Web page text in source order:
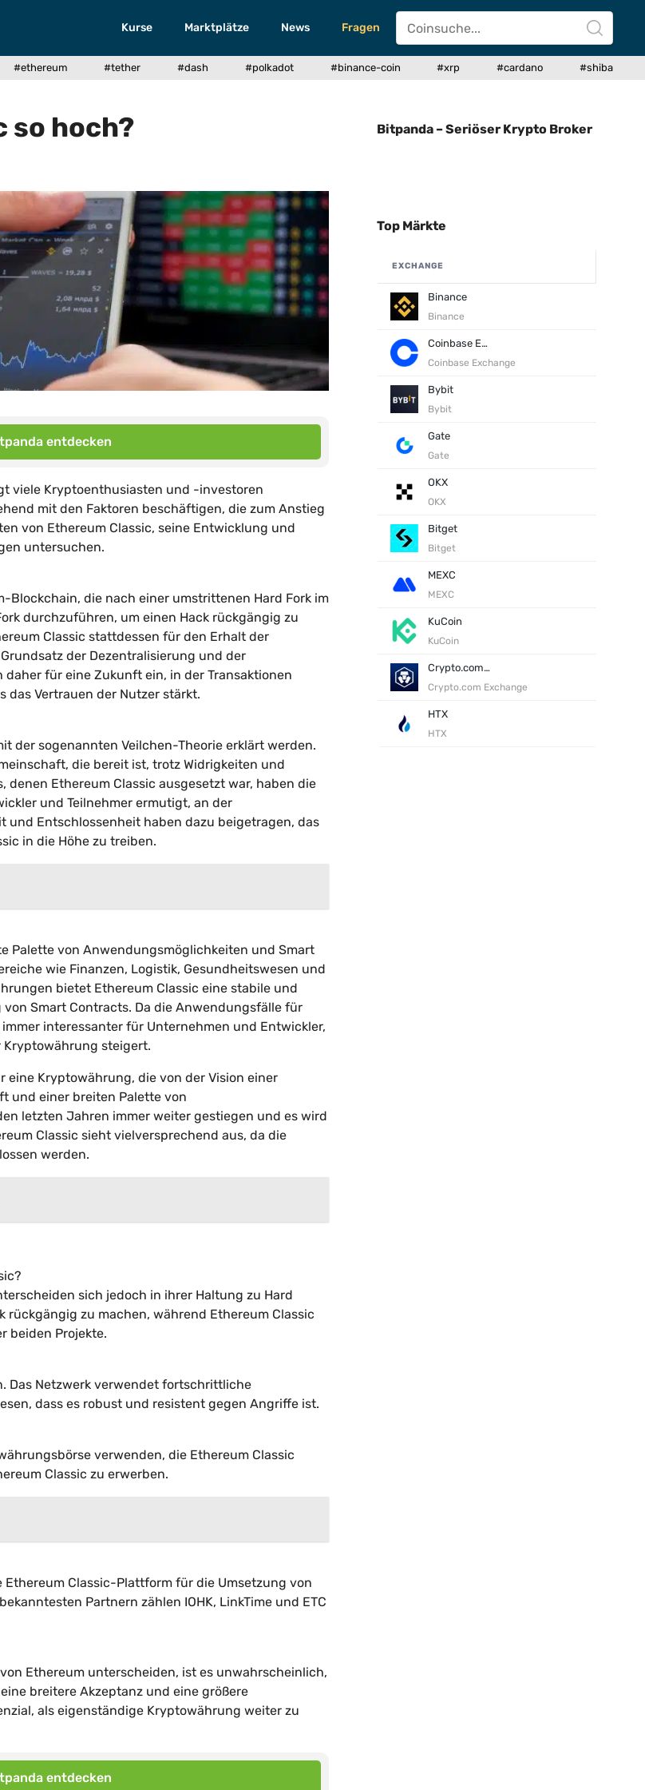
Kurse Marktplätze News Fragen
#ethereum #tether #dash #polkadot #binance-coin #xrp #cardano #shiba
so hoch?
entdecken
viele Kryptoenthusiasten und -investoren
mit den Faktoren beschäftigen, die zum Anstieg
von Ethereum Classic, seine Entwicklung und
untersuchen.
die nach einer umstrittenen Hard Fork im
durchzuführen, um einen Hack rückgängig zu
Classic stattdessen für den Erhalt der
der Dezentralisierung und der
für eine Zukunft ein, in der Transaktionen
Vertrauen der Nutzer stärkt.
der sogenannten Veilchen-Theorie erklärt werden.
die bereit ist, trotz Widrigkeiten und
Ethereum Classic ausgesetzt war, haben die
und Teilnehmer ermutigt, an der
Entschlossenheit haben dazu beigetragen, das
in die Höhe zu treiben.
Palette von Anwendungsmöglichkeiten und Smart
wie Finanzen, Logistik, Gesundheitswesen und
bietet Ethereum Classic eine stabile und
Smart Contracts. Da die Anwendungsfälle für
interessanter für Unternehmen und Entwickler,
Kryptowährung steigert.
eine Kryptowährung, die von der Vision einer
und einer breiten Palette von
letzten Jahren immer weiter gestiegen und es wird
Classic sieht vielversprechend aus, da die
werden.
sich jedoch in ihrer Haltung zu Hard
rückgängig zu machen, während Ethereum Classic
beiden Projekte.
Das Netzwerk verwendet fortschrittliche
dass es robust und resistent gegen Angriffe ist.
verwenden, die Ethereum Classic
Classic zu erwerben.
Classic-Plattform für die Umsetzung von
Partnern zählen IOHK, LinkTime und ETC
Ethereum unterscheiden, ist es unwahrscheinlich,
breitere Akzeptanz und eine größere
als eigenständige Kryptowährung weiter zu
entdecken
Bitpanda – Seriöser Krypto Broker
Top Märkte
EXCHANGE
Binance
Binance
Coinbase Exchange
Coinbase Exchange
Bybit
Bybit
Gate
Gate
OKX
OKX
Bitget
Bitget
MEXC
MEXC
KuCoin
KuCoin
Crypto.com Exchange
Crypto.com Exchange
HTX
HTX